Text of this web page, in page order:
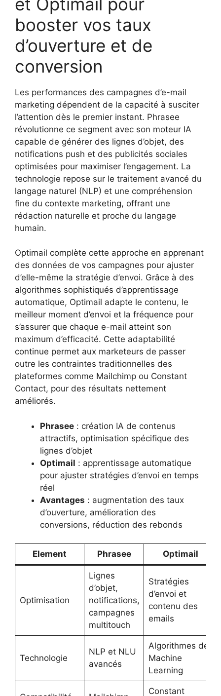
booster vos taux
d’ouverture et de
conversion
Les performances des campagnes d’e-mail
marketing dépendent de la capacité à susciter
l’attention dès le premier instant. Phrasee
révolutionne ce segment avec son moteur IA
capable de générer des lignes d’objet, des
notifications push et des publicités sociales
optimisées pour maximiser l’engagement. La
technologie repose sur le traitement avancé du
langage naturel (NLP) et une compréhension
fine du contexte marketing, offrant une
rédaction naturelle et proche du langage
humain.
Optimail complète cette approche en apprenant
des données de vos campagnes pour ajuster
d’elle-même la stratégie d’envoi. Grâce à des
algorithmes sophistiqués d’apprentissage
automatique, Optimail adapte le contenu, le
meilleur moment d’envoi et la fréquence pour
s’assurer que chaque e-mail atteint son
maximum d’efficacité. Cette adaptabilité
continue permet aux marketeurs de passer
outre les contraintes traditionnelles des
plateformes comme Mailchimp ou Constant
Contact, pour des résultats nettement
améliorés.
Phrasee : création IA de contenus
attractifs, optimisation spécifique des
lignes d’objet
Optimail : apprentissage automatique
pour ajuster stratégies d’envoi en temps
réel
Avantages : augmentation des taux
d’ouverture, amélioration des
conversions, réduction des rebonds
Element Phrasee Optimail
Optimisation
Lignes
d’objet,
notifications,
campagnes
multitouch
Stratégies
d’envoi et
contenu des
emails
Technologie
NLP et NLU
avancés
Algorithmes de
Machine
Learning
Constant